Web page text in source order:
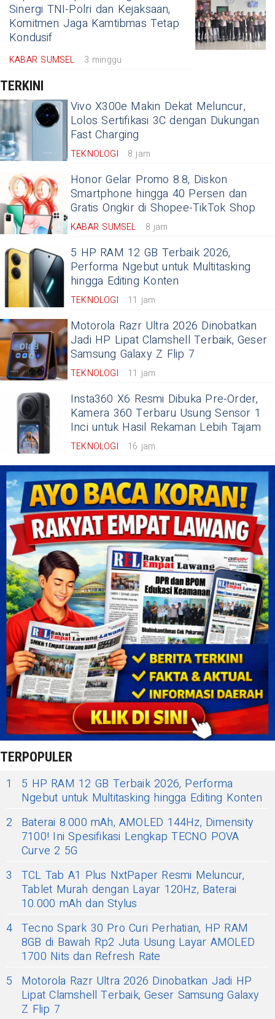
Sinergi TNI-Polri dan Kejaksaan,
Komitmen Jaga Kamtibmas Tetap
Kondusif
KABAR SUMSEL 3 minggu
TERKINI
Vivo X300e Makin Dekat Meluncur,
Lolos Sertifikasi 3C dengan Dukungan
Fast Charging
TEKNOLOGI 8 jam
Honor Gelar Promo 8.8, Diskon
Smartphone hingga 40 Persen dan
Gratis Ongkir di Shopee-TikTok Shop
KABAR SUMSEL 8 jam
5 HP RAM 12 GB Terbaik 2026,
Performa Ngebut untuk Multitasking
hingga Editing Konten
TEKNOLOGI 11 jam
Motorola Razr Ultra 2026 Dinobatkan
Jadi HP Lipat Clamshell Terbaik, Geser
Samsung Galaxy Z Flip 7
TEKNOLOGI 11 jam
Insta360 X6 Resmi Dibuka Pre-Order,
Kamera 360 Terbaru Usung Sensor 1
Inci untuk Hasil Rekaman Lebih Tajam
TEKNOLOGI 16 jam
TERPOPULER
1
5 HP RAM 12 GB Terbaik 2026, Performa
Ngebut untuk Multitasking hingga Editing Konten
2
Baterai 8.000 mAh, AMOLED 144Hz, Dimensity
7100! Ini Spesifikasi Lengkap TECNO POVA
Curve 2 5G
3
TCL Tab A1 Plus NxtPaper Resmi Meluncur,
Tablet Murah dengan Layar 120Hz, Baterai
10.000 mAh dan Stylus
4 Tecno Spark 30 Pro Curi Perhatian, HP RAM
8GB di Bawah Rp2 Juta Usung Layar AMOLED
1700 Nits dan Refresh Rate
5
Motorola Razr Ultra 2026 Dinobatkan Jadi HP
Lipat Clamshell Terbaik, Geser Samsung Galaxy
Z Flip 7